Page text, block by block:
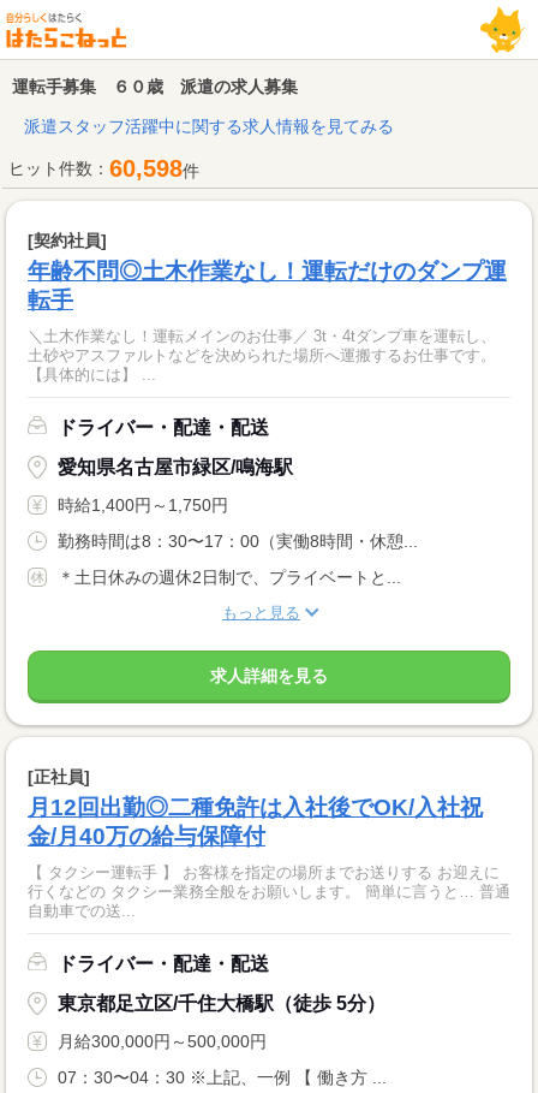
運転手募集 ６０歳 派遣の求人募集
派遣スタッフ活躍中に関する求人情報を見てみる
ヒット件数： 60,598件
[契約社員]
年齢不問◎土木作業なし！運転だけのダンプ運
転手
＼土木作業なし！運転メインのお仕事／ 3t・4tダンプ車を運転し、
土砂やアスファルトなどを決められた場所へ運搬するお仕事です。
【具体的には】 ...
ドライバー・配達・配送
愛知県名古屋市緑区/鳴海駅
時給1,400円～1,750円
勤務時間は8：30〜17：00（実働8時間・休憩...
＊土日休みの週休2日制で、プライベートと...
もっと見る
求人詳細を見る
[正社員]
月12回出勤◎二種免許は入社後でOK/入社祝
金/月40万の給与保障付
【 タクシー運転手 】 お客様を指定の場所までお送りする お迎えに
行くなどの タクシー業務全般をお願いします。 簡単に言うと… 普通
自動車での送...
ドライバー・配達・配送
東京都足立区/千住大橋駅（徒歩 5分）
月給300,000円～500,000円
07：30〜04：30 ※上記、一例 【 働き方 ...